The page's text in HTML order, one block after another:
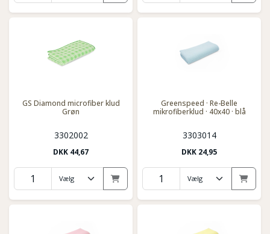
GS Diamond microfiber klud
Grøn
3302002
DKK 44,67
Greenspeed · Re-Belle
mikrofiberklud · 40x40 · blå
3303014
DKK 24,95